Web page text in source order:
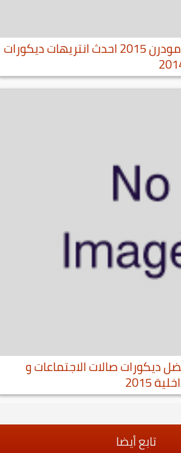
ديكور انتريهات مودرن 2015 احدث انتريهات ديكورات
ديكورات صالات الاجتماعات و
2015
تابع أيضا